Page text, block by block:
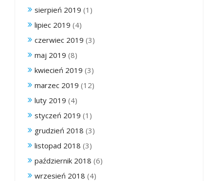
sierpień 2019 (1)
lipiec 2019 (4)
czerwiec 2019 (3)
maj 2019 (8)
kwiecień 2019 (3)
marzec 2019 (12)
luty 2019 (4)
styczeń 2019 (1)
grudzień 2018 (3)
listopad 2018 (3)
październik 2018 (6)
wrzesień 2018 (4)